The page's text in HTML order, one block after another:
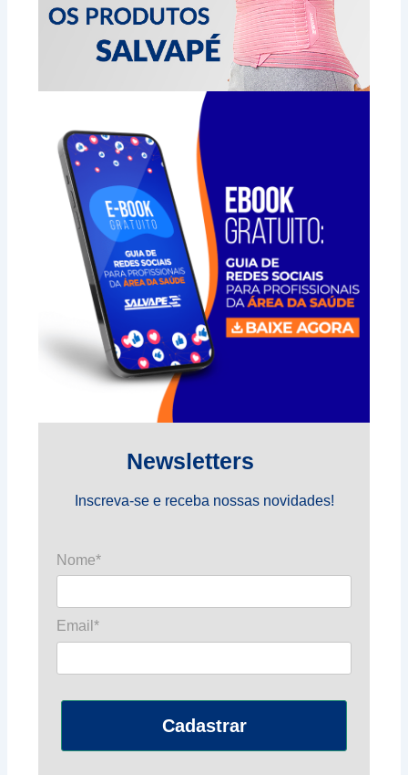
Newsletters
Inscreva-se e receba nossas novidades!
Nome*
Email*
Cadastrar